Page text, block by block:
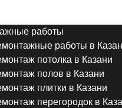
работы
работы в
потолка в Казани
полов в Казани
плитки в Казани
перегородок в